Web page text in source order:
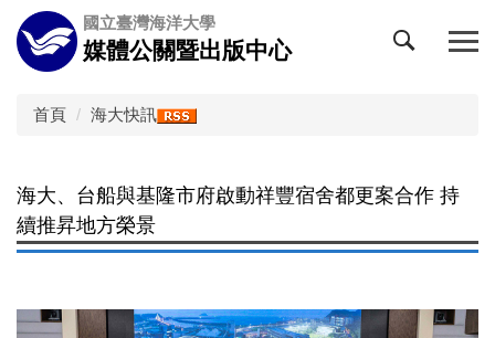
跳
到
主
國立臺灣海洋大學
媒體公關暨出版中心
首頁 海大快訊
海大、台船與基隆市府啟動祥豐宿舍都更案合作 持
續推昇地方榮景